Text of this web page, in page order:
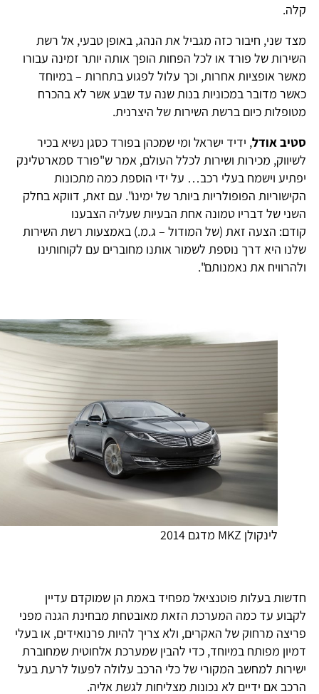
שני, חיבור כזה מגביל את הנהג, באופן טבעי, אל רשת
של פורד או לכל הפחות הופך אותה יותר זמינה עבורו
אופציות אחרות, וכך עלול לפגוע בתחרות – במיוחד
מדובר במכוניות בנות שנה עד שבע אשר לא בהכרח
כיום ברשת השירות של היצרנית.
אודל, ידיד ישראל ומי שמכהן בפורד כסגן נשיא בכיר
מכירות ושירות לכלל העולם, אמר ש"פורד סמארטלינק
וישמח בעלי רכב… על ידי הוספת כמה מתכונות
הפופולריות ביותר של ימינו". עם זאת, דווקא בחלק
של דבריו טמונה אחת הבעיות שעליה הצבענו
הצעה זאת (של המודול – ג.מ.) באמצעות רשת השירות
היא דרך נוספת לשמור אותנו מחוברים עם לקוחותינו
את נאמנותם".
לינקולן MKZ מדגם 2014
בעלות פוטנציאל מפחיד באמת הן שמוקדם עדיין
עד כמה המערכת הזאת מאובטחת מבחינת הגנה מפני
מרחוק של האקרים, ולא צריך להיות פרנואידים, או בעלי
מפותח במיוחד, כדי להבין שמערכת אלחוטית שמחוברת
למחשב המקורי של כלי הרכב עלולה לפעול לרעת בעל
אם ידיים לא נכונות מצליחות לגשת אליה.